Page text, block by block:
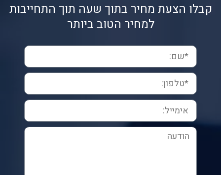
קבלו הצעת מחיר בתוך שעה תוך התחייבות
למחיר הטוב ביותר